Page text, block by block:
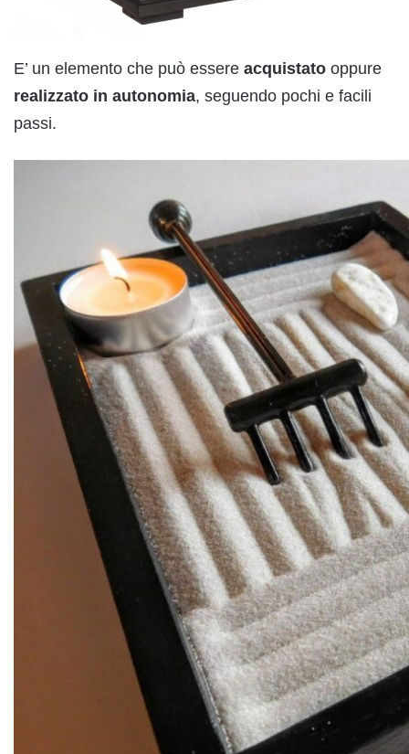
E’ un elemento che può essere acquistato oppure
realizzato in autonomia, seguendo pochi e facili
passi.